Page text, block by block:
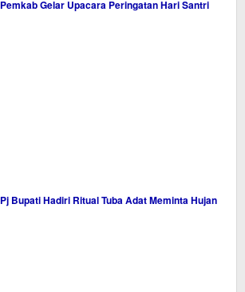
Pemkab Gelar Upacara Peringatan Hari Santri
Pj Bupati Hadiri Ritual Tuba Adat Meminta Hujan